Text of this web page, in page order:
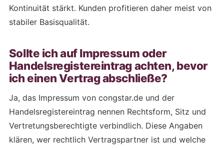
Kontinuität stärkt. Kunden profitieren daher meist von
stabiler Basisqualität.
Sollte ich auf Impressum oder
Handelsregistereintrag achten, bevor
ich einen Vertrag abschließe?
Ja, das Impressum von congstar.de und der
Handelsregistereintrag nennen Rechtsform, Sitz und
Vertretungsberechtigte verbindlich. Diese Angaben
klären, wer rechtlich Vertragspartner ist und welche